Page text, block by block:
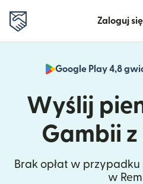
Zaloguj się
Google Play 4,8
Wyślij
Gambii z
Brak opłat w
w